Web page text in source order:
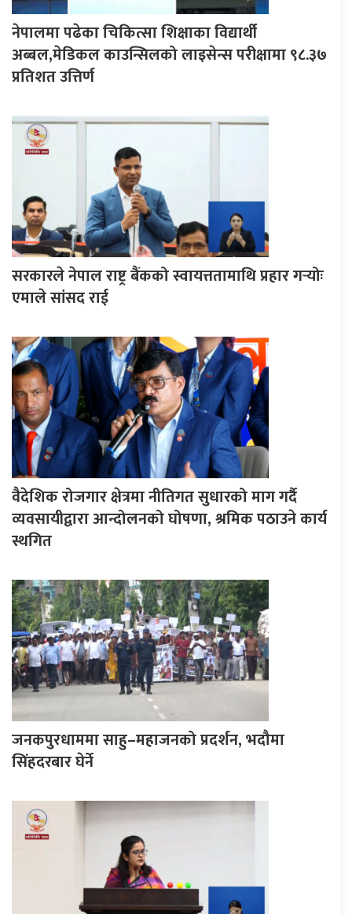
नेपालमा पढेका चिकित्सा शिक्षाका विद्यार्थी
अब्बल,मेडिकल काउन्सिलको लाइसेन्स परीक्षामा ९८.३७
प्रतिशत उत्तिर्ण
सरकारले नेपाल राष्ट्र बैंकको स्वायत्ततामाथि प्रहार गर्‍योः
एमाले सांसद राई
वैदेशिक रोजगार क्षेत्रमा नीतिगत सुधारको माग गर्दै
व्यवसायीद्वारा आन्दोलनको घोषणा, श्रमिक पठाउने कार्य
स्थगित
जनकपुरधाममा साहु–महाजनको प्रदर्शन, भदौमा
सिंहदरबार घेर्ने